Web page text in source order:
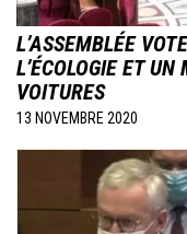
L’ASSEMBLÉE
L’ÉCOLOGIE ET
VOITURES
13 NOVEMBRE 2020